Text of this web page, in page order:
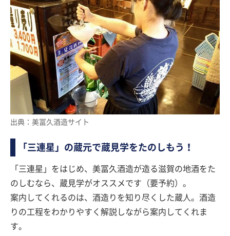
出典：美冨久酒造サイト
「三連星」の蔵元で蔵見学をたのしもう！
「三連星」をはじめ、美冨久酒造が造る滋賀の地酒をた
のしむなら、蔵見学がオススメです（要予約）。
案内してくれるのは、酒造りを知り尽くした蔵人。酒造
りの工程をわかりやすく解説しながら案内してくれま
す。